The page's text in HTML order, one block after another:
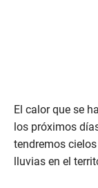
El calor que se
los próximos
tendremos
lluvias en el